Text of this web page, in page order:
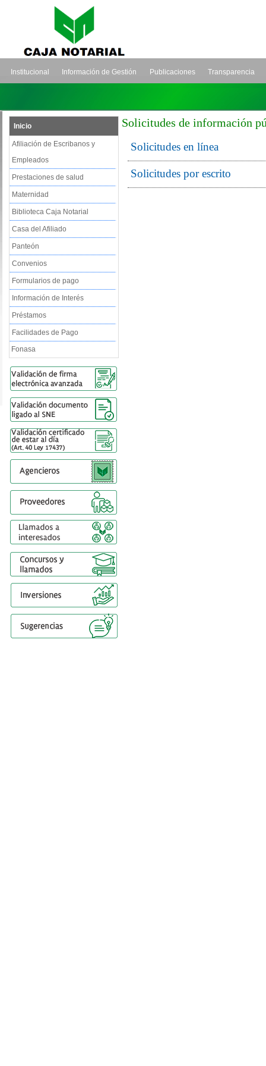
Institucional Información de Gestión Publicaciones Transparencia
Inicio
Afiliación de Escribanos y
Empleados
Prestaciones de salud
Maternidad
Biblioteca Caja Notarial
Casa del Afiliado
Panteón
Convenios
Formularios de pago
Información de Interés
Préstamos
Facilidades de Pago
Fonasa
Solicitudes de información
Solicitudes en línea
Solicitudes por escrito